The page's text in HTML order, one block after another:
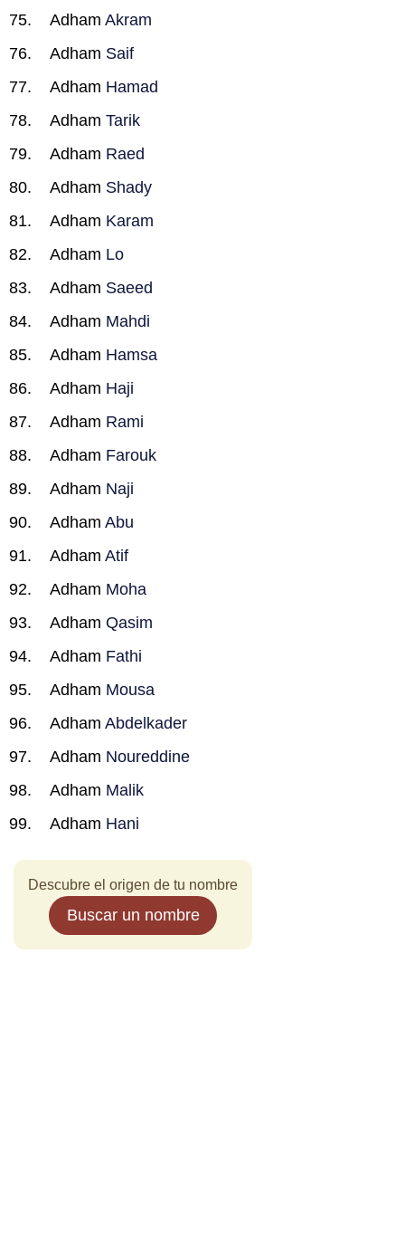
Adham Akram
Adham Saif
Adham Hamad
Adham Tarik
Adham Raed
Adham Shady
Adham Karam
Adham Lo
Adham Saeed
Adham Mahdi
Adham Hamsa
Adham Haji
Adham Rami
Adham Farouk
Adham Naji
Adham Abu
Adham Atif
Adham Moha
Adham Qasim
Adham Fathi
Adham Mousa
Adham Abdelkader
Adham Noureddine
Adham Malik
Adham Hani
Descubre el origen de tu nombre
Buscar un nombre